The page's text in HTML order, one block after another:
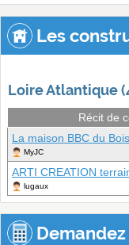
Les
Loire Atlantique
Récit de
La maison BBC du
MyJC
ARTI CREATION
lugaux